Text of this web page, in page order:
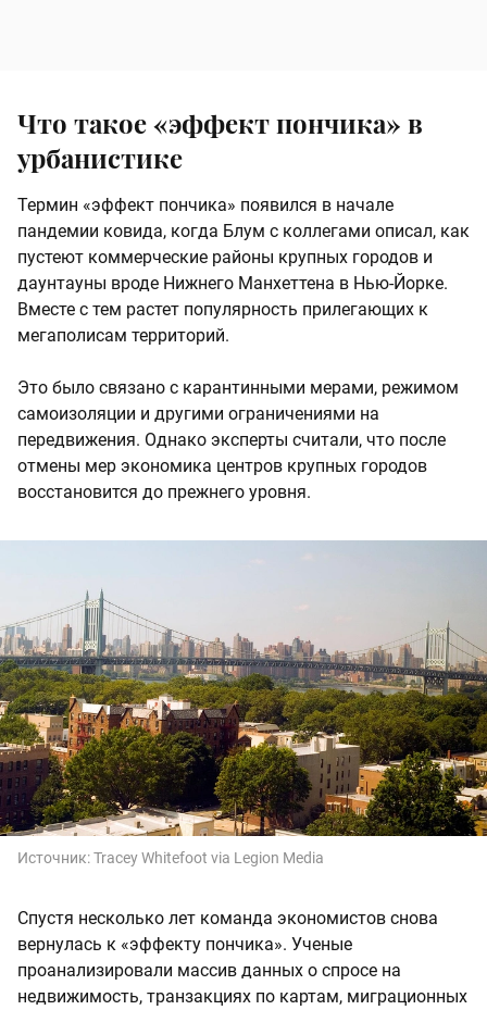
Что такое «эффект пончика» в
урбанистике
Термин «эффект пончика» появился в начале
пандемии ковида, когда Блум с коллегами описал, как
пустеют коммерческие районы крупных городов и
даунтауны вроде Нижнего Манхеттена в Нью-Йорке.
Вместе с тем растет популярность прилегающих к
мегаполисам территорий.
Это было связано с карантинными мерами, режимом
самоизоляции и другими ограничениями на
передвижения. Однако эксперты считали, что после
отмены мер экономика центров крупных городов
восстановится до прежнего уровня.
Источник:Tracey Whitefoot via Legion Media
Спустя несколько лет команда экономистов снова
вернулась к «эффекту пончика». Ученые
проанализировали массив данных о спросе на
недвижимость, транзакциях по картам, миграционных